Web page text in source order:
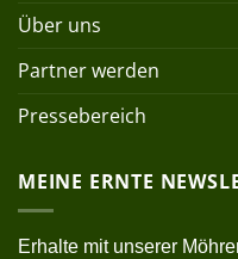
Über uns
Partner werden
Pressebereich
MEINE ERNTE
Erhalte mit unserer